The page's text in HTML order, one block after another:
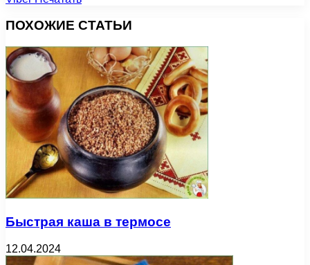
ПОХОЖИЕ СТАТЬИ
Быстрая каша в термосе
12.04.2024